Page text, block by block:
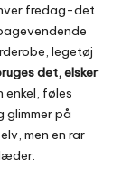
fredag-det
legetøj
det, elsker
enkel, føles
glimmer på
men en rar